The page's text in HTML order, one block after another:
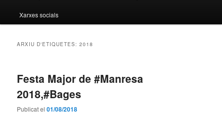
Xarxes socials
ARXIU D'ETIQUETES:2018
Festa Major de #Manresa
2018,#Bages
Publicat el01/08/2018